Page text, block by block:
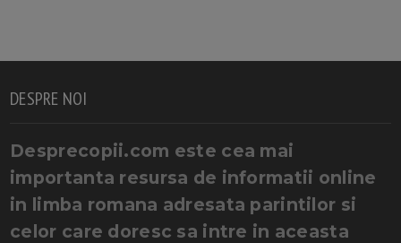
DESPRE NOI
Desprecopii.com este cea mai
importanta resursa de informatii online
in limba romana adresata parintilor si
celor care doresc sa intre in aceasta